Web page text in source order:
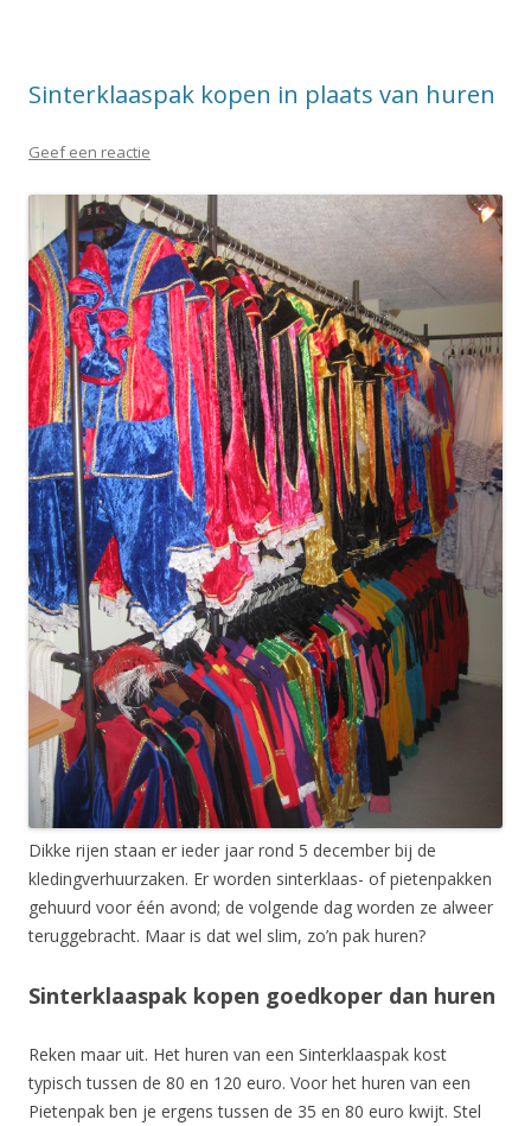
Sinterklaaspak kopen in plaats van huren
Geef een reactie
Dikke rijen staan er ieder jaar rond 5 december bij de
kledingverhuurzaken. Er worden sinterklaas- of pietenpakken
gehuurd voor één avond; de volgende dag worden ze alweer
teruggebracht. Maar is dat wel slim, zo’n pak huren?
Sinterklaaspak kopen goedkoper dan huren
Reken maar uit. Het huren van een Sinterklaaspak kost
typisch tussen de 80 en 120 euro. Voor het huren van een
Pietenpak ben je ergens tussen de 35 en 80 euro kwijt. Stel